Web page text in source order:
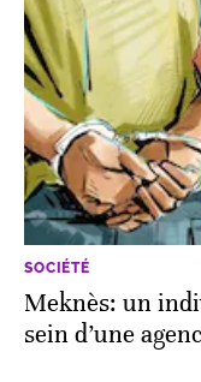
SOCIÉTÉ
Meknès: un
sein d’une